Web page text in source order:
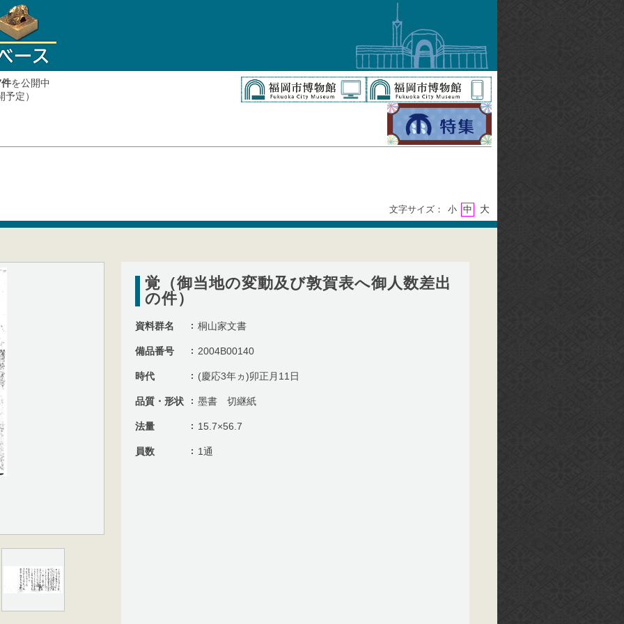
件を公開中
予定）
文字サイズ： 小 中 大
覚（御当地の変動及び敦賀表へ御人数差出
の件）
資料群名 桐山家文書
備品番号 2004B00140
時代 (慶応3年ヵ)卯正月11日
品質・形状 墨書 切継紙
法量 15.7×56.7
員数 1通